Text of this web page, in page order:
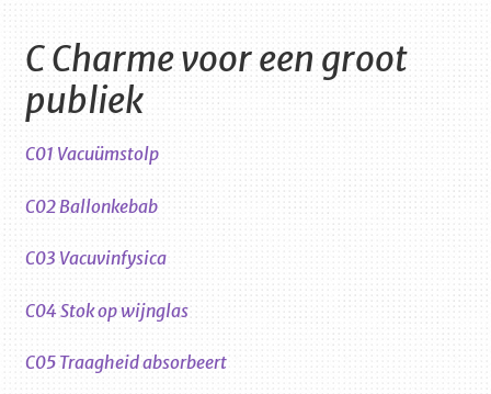
C Charme voor een groot
publiek
C01 Vacuümstolp
C02 Ballonkebab
C03 Vacuvinfysica
C04 Stok op wijnglas
C05 Traagheid absorbeert